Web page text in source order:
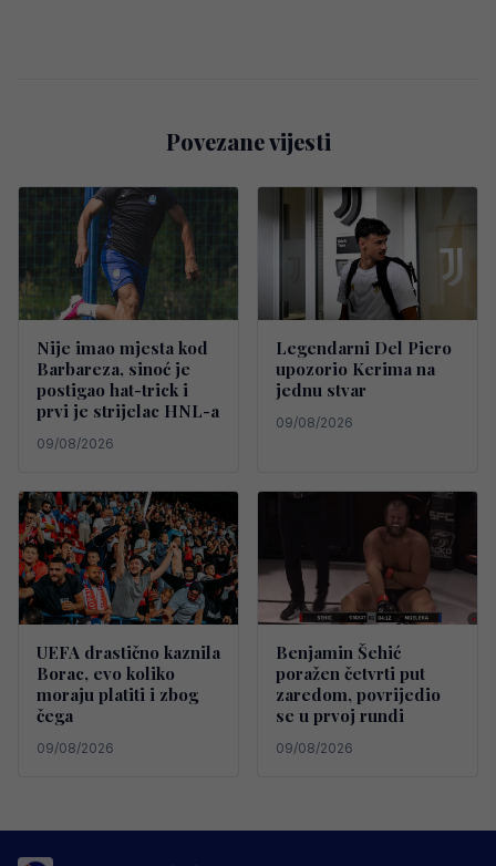
Povezane vijesti
Nije imao mjesta kod
Barbareza, sinoć je
postigao hat-trick i
prvi je strijelac HNL-a
09/08/2026
Legendarni Del Piero
upozorio Kerima na
jednu stvar
09/08/2026
UEFA drastično kaznila
Borac, evo koliko
moraju platiti i zbog
čega
09/08/2026
Benjamin Šehić
poražen četvrti put
zaredom, povrijedio
se u prvoj rundi
09/08/2026